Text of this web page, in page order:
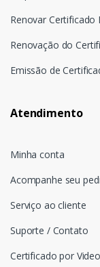
Renovar Certificado
Renovação do
Emissão de
Atendimento
Minha conta
Acompanhe seu
Serviço ao cliente
Suporte / Contato
Certificado por